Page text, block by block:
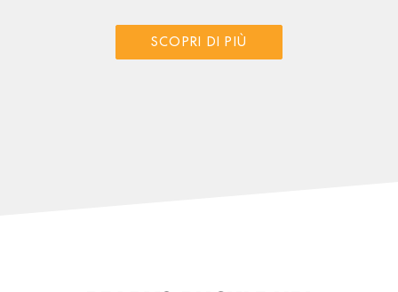
SCOPRI DI PIÙ